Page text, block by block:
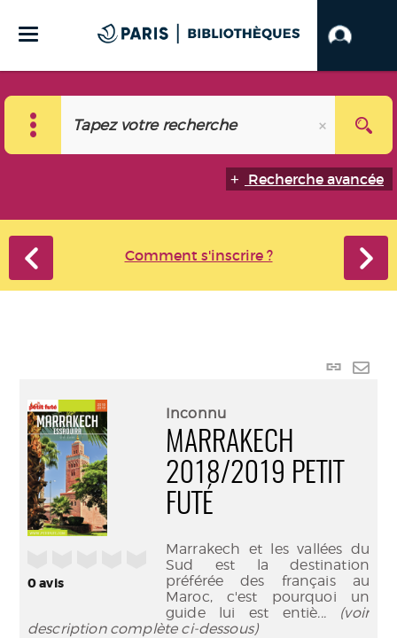
Recherche avancée
Comment s'inscrire ?
Lien
0avis
Inconnu
MARRAKECH
2018/2019 PETIT
FUTÉ
Marrakech et les vallées du
Sud est la destination
préférée des français au
Maroc, c'est pourquoi un
guide lui est entiè... (voir
description complète ci-dessous)